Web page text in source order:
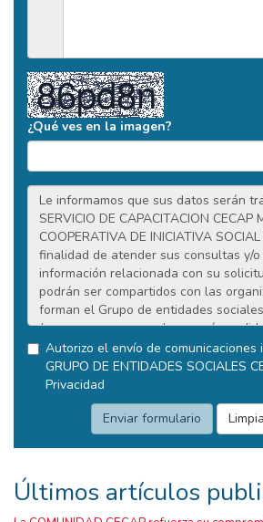
¿Qué ves en la imagen?
Autorizo el envío de comunicaciones
GRUPO DE ENTIDADES SOCIALES
Privacidad
Últimos artículos